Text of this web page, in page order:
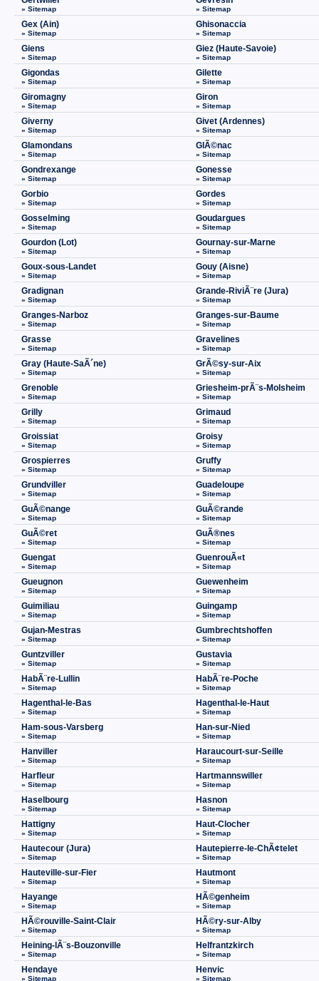
» Sitemap » Sitemap
Gex (Ain)
» Sitemap
Ghisonaccia
» Sitemap
Giens
» Sitemap
Giez (Haute-Savoie)
» Sitemap
Gigondas
» Sitemap
Gilette
» Sitemap
Giromagny
» Sitemap
Giron
» Sitemap
Giverny
» Sitemap
Givet (Ardennes)
» Sitemap
Glamondans
» Sitemap
GlÃ©nac
» Sitemap
Gondrexange
» Sitemap
Gonesse
» Sitemap
Gorbio
» Sitemap
Gordes
» Sitemap
Gosselming
» Sitemap
Goudargues
» Sitemap
Gourdon (Lot)
» Sitemap
Gournay-sur-Marne
» Sitemap
Goux-sous-Landet
» Sitemap
Gouy (Aisne)
» Sitemap
Gradignan
» Sitemap
Grande-RiviÃ¨re (Jura)
» Sitemap
Granges-Narboz
» Sitemap
Granges-sur-Baume
» Sitemap
Grasse
» Sitemap
Gravelines
» Sitemap
Gray (Haute-SaÃ´ne)
» Sitemap
GrÃ©sy-sur-Aix
» Sitemap
Grenoble
» Sitemap
Griesheim-prÃ¨s-Molsheim
» Sitemap
Grilly
» Sitemap
Grimaud
» Sitemap
Groissiat
» Sitemap
Groisy
» Sitemap
Grospierres
» Sitemap
Gruffy
» Sitemap
Grundviller
» Sitemap
Guadeloupe
» Sitemap
GuÃ©nange
» Sitemap
GuÃ©rande
» Sitemap
GuÃ©ret
» Sitemap
GuÃ®nes
» Sitemap
Guengat
» Sitemap
GuenrouÃ«t
» Sitemap
Gueugnon
» Sitemap
Guewenheim
» Sitemap
Guimiliau
» Sitemap
Guingamp
» Sitemap
Gujan-Mestras
» Sitemap
Gumbrechtshoffen
» Sitemap
Guntzviller
» Sitemap
Gustavia
» Sitemap
HabÃ¨re-Lullin
» Sitemap
HabÃ¨re-Poche
» Sitemap
Hagenthal-le-Bas
» Sitemap
Hagenthal-le-Haut
» Sitemap
Ham-sous-Varsberg
» Sitemap
Han-sur-Nied
» Sitemap
Hanviller
» Sitemap
Haraucourt-sur-Seille
» Sitemap
Harfleur
» Sitemap
Hartmannswiller
» Sitemap
Haselbourg
» Sitemap
Hasnon
» Sitemap
Hattigny
» Sitemap
Haut-Clocher
» Sitemap
Hautecour (Jura)
» Sitemap
Hautepierre-le-ChÃ¢telet
» Sitemap
Hauteville-sur-Fier
» Sitemap
Hautmont
» Sitemap
Hayange
» Sitemap
HÃ©genheim
» Sitemap
HÃ©rouville-Saint-Clair
» Sitemap
HÃ©ry-sur-Alby
» Sitemap
Heining-lÃ¨s-Bouzonville
» Sitemap
Helfrantzkirch
» Sitemap
Hendaye
» Sitemap
Henvic
» Sitemap